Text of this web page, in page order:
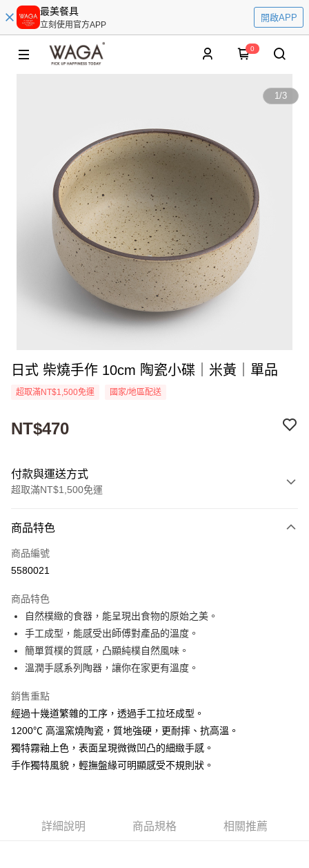
最美餐具
立刻使用官方APP
開啟APP
0
1/3
日式 柴燒手作 10cm 陶瓷小碟｜米黃｜單品
超取滿NT$1,500免運 國家/地區配送
NT$470
付款與運送方式
超取滿NT$1,500免運
信用卡一次付款
超商取貨付款
街口支付
悠遊付
AFTEE先享後付
【關於「AFTEE先享後付」】
AFTEE先享後付是「在收到商品之後才付款」的支付方式。 讓您購物簡單
便利好安心！
１．簡單：不需註冊會員、不需綁卡、不需儲值。
２．便利：只要手機號碼，簡訊認證，即可結帳。
３．安心：先確認商品／服務後，再付款。
２．訂單成立數日內，您將收到繳費通知簡訊。
３．收到繳費通知簡訊後14天內，點擊此簡訊中的連結，可透過四大超商／
ATM付款
全家取貨付款
每筆NT$60，滿NT$1,500(含以上)免運費
商品特色
商品編號
5580021
商品特色
自然樸緻的食器，能呈現出食物的原始之美。
手工成型，能感受出師傅對產品的溫度。
簡單質樸的質感，凸顯純樸自然風味。
溫潤手感系列陶器，讓你在家更有溫度。
銷售重點
經過十幾道繁雜的工序，透過手工拉坯成型。
1200℃ 高溫窯燒陶瓷，質地強硬，更耐摔、抗高溫。
獨特霧釉上色，表面呈現微微凹凸的細緻手感。
手作獨特風貌，輕撫盤緣可明顯感受不規則狀。
詳細說明 商品規格 相關推薦